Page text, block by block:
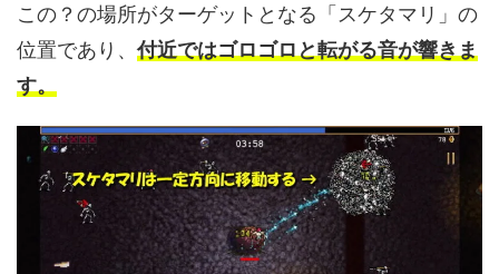
この？の場所がターゲットとなる「スケタマリ」の
位置であり、付近ではゴロゴロと転がる音が響きま
す。